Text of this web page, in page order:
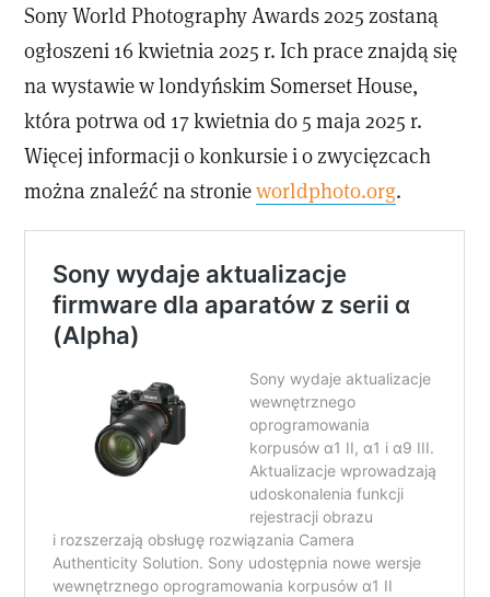
Sony World Photography Awards 2025 zostaną
ogłoszeni 16 kwietnia 2025 r. Ich prace znajdą się
na wystawie w londyńskim Somerset House,
która potrwa od 17 kwietnia do 5 maja 2025 r.
Więcej informacji o konkursie i o zwycięzcach
można znaleźć na stronieworldphoto.org.